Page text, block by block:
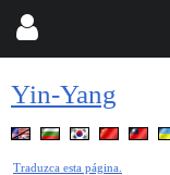
Yin-Yang
Traduzca esta página.